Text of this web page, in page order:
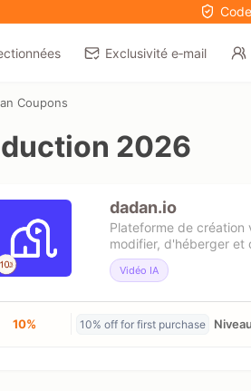
Exclusivité e‑mail
Coupons
2026
dadan.io
Plateforme de
modifier, d'héberger
Vidéo IA
10% 10% off for first purchase